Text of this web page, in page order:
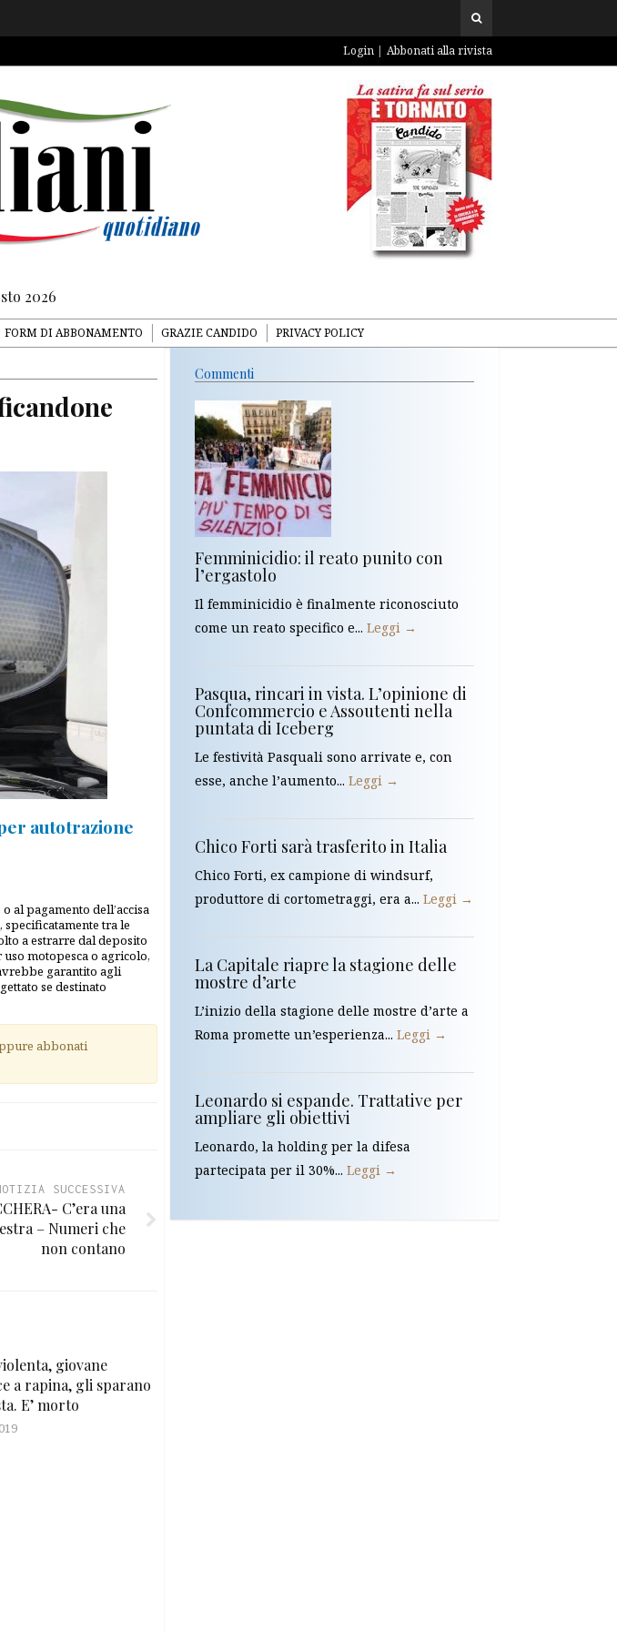
Login Abbonati alla rivista
2026
FORM DI ABBONAMENTO GRAZIE CANDIDO PRIVACY POLICY
autotrazione
al pagamento dell’accisa
tra le
a estrarre dal deposito
motopesca o agricolo,
garantito agli
se destinato
abbonati
SUCCESSIVA
C’era una
– Numeri che
non contano
giovane
a rapina, gli sparano
E’ morto
Commenti
Femminicidio: il reato punito con
l’ergastolo
Il femminicidio è finalmente riconosciuto
come un reato specifico e... Leggi →
Pasqua, rincari in vista. L’opinione di
Confcommercio e Assoutenti nella
puntata di Iceberg
Le festività Pasquali sono arrivate e, con
esse, anche l’aumento... Leggi →
Chico Forti sarà trasferito in Italia
Chico Forti, ex campione di windsurf,
produttore di cortometraggi, era a... Leggi →
La Capitale riapre la stagione delle
mostre d’arte
L’inizio della stagione delle mostre d’arte a
Roma promette un’esperienza... Leggi →
Leonardo si espande. Trattative per
ampliare gli obiettivi
Leonardo, la holding per la difesa
partecipata per il 30%... Leggi →